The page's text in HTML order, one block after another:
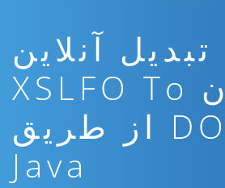
آنلاین
رایگان XSLFO To
DOTX از طریق
Java